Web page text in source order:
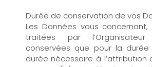
Durée de conservation de vos
Les Données vous
traitées par
conservées que pour la
durée nécessaire à l’attribution